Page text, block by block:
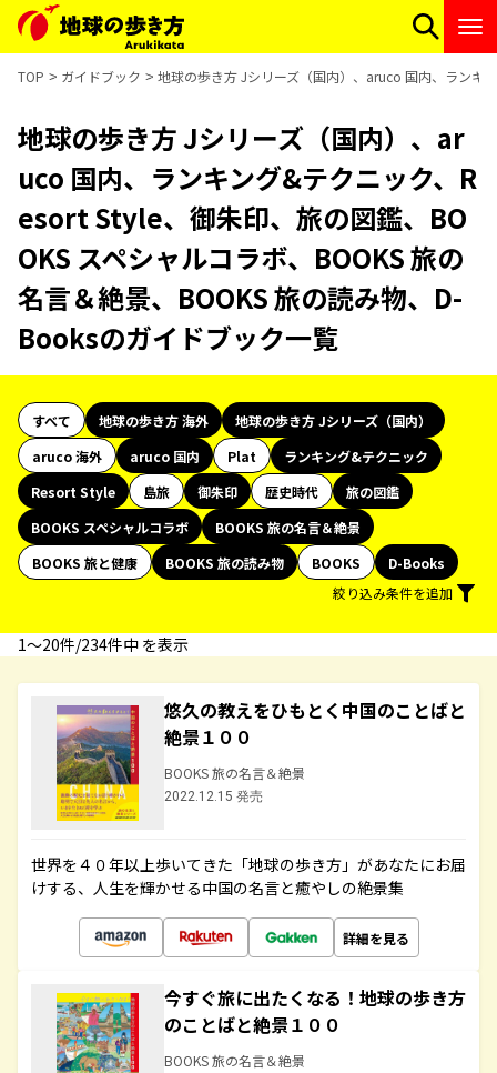
TOP ガイドブック 地球の歩き方 Jシリーズ（国内）、aruco 国内、ランキ
地球の歩き方 Jシリーズ（国内）、ar
uco 国内、ランキング&テクニック、R
esort Style、御朱印、旅の図鑑、BO
OKS スペシャルコラボ、BOOKS 旅の
名言＆絶景、BOOKS 旅の読み物、D-
Booksのガイドブック一覧
すべて 地球の歩き方 海外
地球の歩き方 Jシリーズ（国内）
aruco 海外
aruco 国内 Plat
ランキング&テクニック
Resort Style
島旅 御朱印 歴史時代
旅の図鑑
BOOKS スペシャルコラボ
BOOKS 旅の名言＆絶景
BOOKS 旅と健康
BOOKS 旅の読み物 BOOKS
D-Books
絞り込み条件を追加
1〜20件/234件中 を表示
悠久の教えをひもとく中国のことばと
絶景１００
BOOKS 旅の名言＆絶景
2022.12.15 発売
世界を４０年以上歩いてきた「地球の歩き方」があなたにお届
けする、人生を輝かせる中国の名言と癒やしの絶景集
詳細を見る
今すぐ旅に出たくなる！地球の歩き方
のことばと絶景１００
BOOKS 旅の名言＆絶景